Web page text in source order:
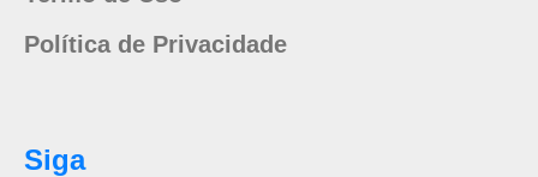
Política de Privacidade
Siga